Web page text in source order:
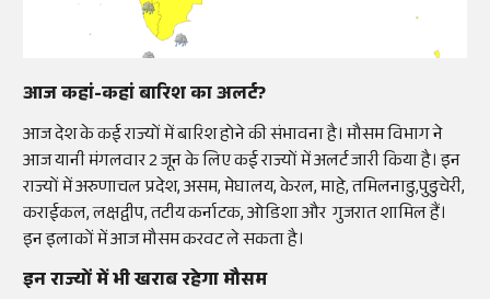
आज कहां-कहां बारिश का अलर्ट?
आज देश के कई राज्यों में बारिश होने की संभावना है। मौसम विभाग ने
आज यानी मंगलवार 2 जून के लिए कई राज्यों में अलर्ट जारी किया है। इन
राज्यों में अरुणाचल प्रदेश, असम, मेघालय, केरल, माहे, तमिलनाडु,पुडुचेरी,
कराईकल, लक्षद्वीप, तटीय कर्नाटक, ओडिशा और गुजरात शामिल हैं।
इन इलाकों में आज मौसम करवट ले सकता है।
इन राज्यों में भी खराब रहेगा मौसम